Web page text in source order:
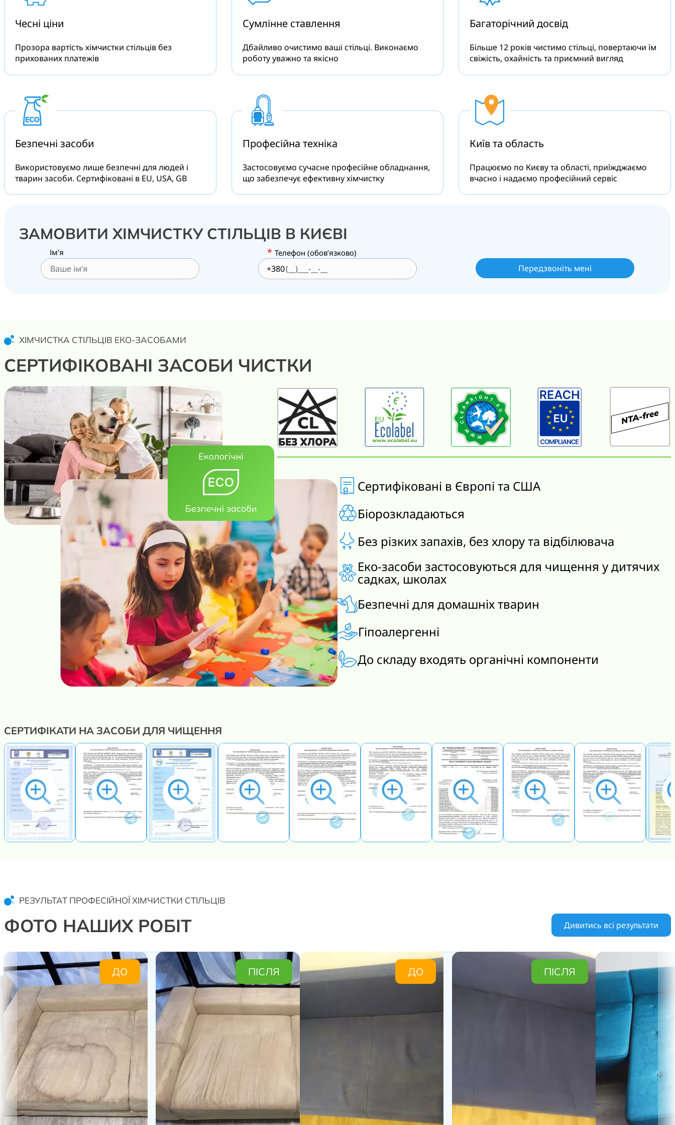
Чесні ціни
Прозора вартість хімчистки стільців без
прихованих платежів
Сумлінне ставлення
Дбайливо очистимо ваші стільці. Виконаємо
роботу уважно та якісно
Багаторічнийдосвід
Більше 12 років чистимо стільці, повертаючи їм
свіжість, охайність та приємний вигляд
Безпечнізасоби
Використовуємо лише безпечні для людей і
тварин засоби. Сертифіковані в EU, USA, GB
Професійна техніка
Застосовуємо сучасне професійне обладнання,
що забезпечує ефективну хімчистку
Київ та область
Працюємо по Києву та області, приїжджаємо
вчасно і надаємо професійний сервіс
ЗАМОВИТИ ХІМЧИСТКУ СТІЛЬЦІВ В КИЄВІ
Ім’я * Телефон (обов’язково)
+380
ХІМЧИСТКА СТІЛЬЦІВ ЕКО-ЗАСОБАМИ
СЕРТИФІКОВАНІ ЗАСОБИ ЧИСТКИ
Сертифіковані в Європі та США
Біорозкладаються
Без різких запахів, без хлору та відбілювача
Еко-засоби застосовуються для чищення у дитячих
садках, школах
Безпечні для домашніх тварин
Гіпоалергенні
До складу входять органічні компоненти
СЕРТИФІКАТИ НА ЗАСОБИ ДЛЯ ЧИЩЕННЯ
РЕЗУЛЬТАТ ПРОФЕСІЙНОЇ ХІМЧИСТКИ СТІЛЬЦІВ
ФОТО НАШИХ РОБІТ Дивитись всі результати
ДО ПІСЛЯ ДО ПІСЛЯ